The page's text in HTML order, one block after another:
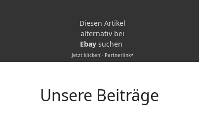
Diesen Artikel
alternativ bei
Ebay suchen
Jetzt klicken!- Partnerlink*
Unsere Beiträge